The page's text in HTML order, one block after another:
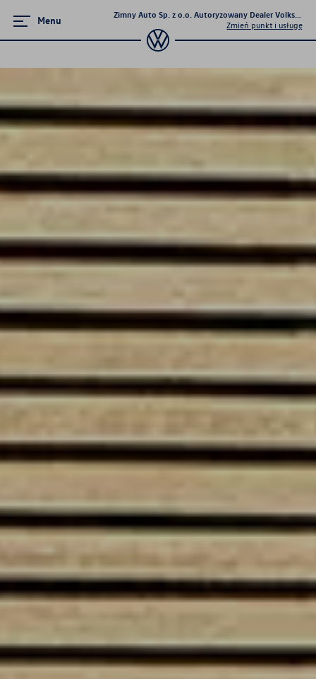
Menu
Zimny Auto Sp. z o.o. Autoryzowany Dealer
Zmień punkt i usługę
Strona główna
Promocje i aktualności
Modele osobowe
Finansowanie
Ubezpieczenia
Gwarancja i ochrona
Serwis
Mapa i kontakt
Konfigurator jazdy próbnej
Kariera w ASO